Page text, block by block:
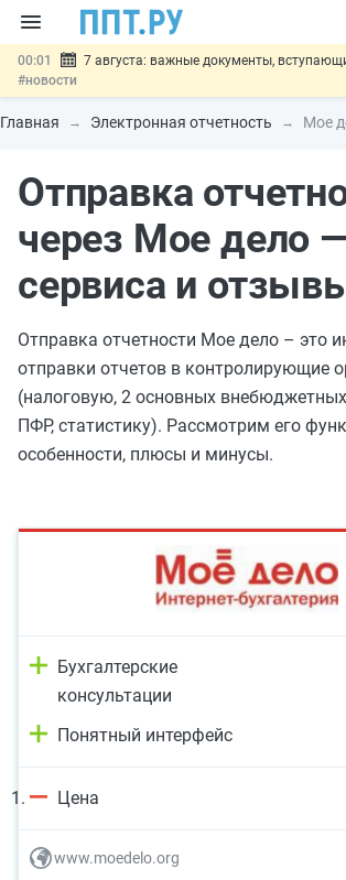
00:01
7 августа: важные документы,
#новости
06.08 Минпромторг предложил запретить
электроники в госзакупках#новости
06.08
сделках: инициатива #новости
Обеспечительный платёж СПОТ
банковской гарантией #новости
Главная Электронная отчетность Мое
Отправка
через Мое дело
сервиса и
Отправка отчетности Мое дело – это
отправки отчетов в контролирующие
(налоговую, 2 основных
ПФР, статистику). Рассмотрим его
особенности, плюсы и минусы.
Бухгалтерские
консультации
Понятный интерфейс
Цена
www.moedelo.org